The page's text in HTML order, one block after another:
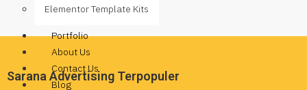
Elementor Template Kits
Portfolio
About Us
Contact Us
Blog
Sarana Advertising Terpopuler